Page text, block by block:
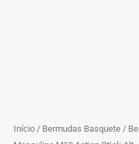
Início / Bermudas Basquete /